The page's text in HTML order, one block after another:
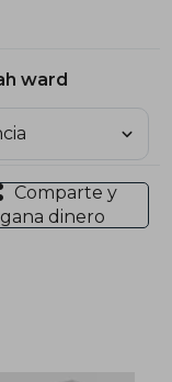
ward
Comparte y
gana dinero